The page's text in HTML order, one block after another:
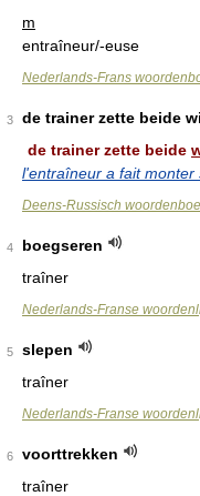
m
entraîneur/-euse
Nederlands-Frans
3
de trainer zette beide
de trainer zette beide
l'entraîneur a fait monter
Deens-Russisch
4
boegseren
traîner
Nederlands-Franse
5
slepen
traîner
Nederlands-Franse
6
voorttrekken
traîner